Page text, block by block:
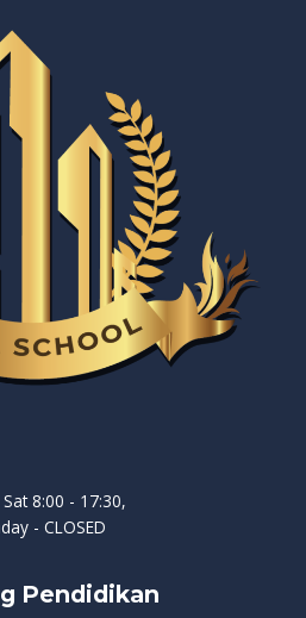
8:00 - 17:30,
- CLOSED
Pendidikan